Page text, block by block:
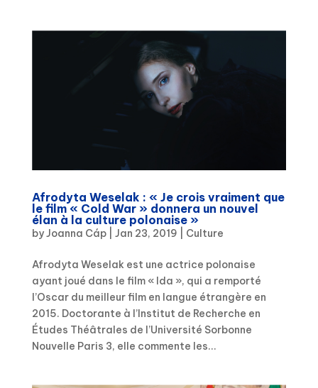
Afrodyta Weselak : « Je crois vraiment que
le film « Cold War » donnera un nouvel
élan à la culture polonaise »
byJoanna Cáp| Jan 23, 2019 Culture
Afrodyta Weselak est une actrice polonaise
ayant joué dans le film « Ida », qui a remporté
l’Oscar du meilleur film en langue étrangère en
2015. Doctorante à l’Institut de Recherche en
Études Théâtrales de l’Université Sorbonne
Nouvelle Paris 3, elle commente les...